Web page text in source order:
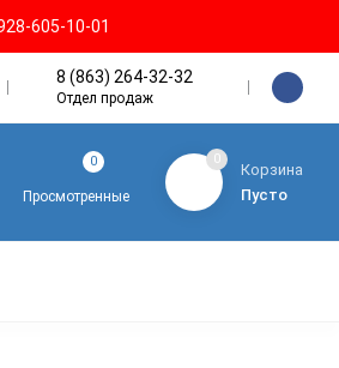
605-10-01
8 (863) 264-32-32
Отдел продаж
Просмотренные
0 0
Корзина
Пусто